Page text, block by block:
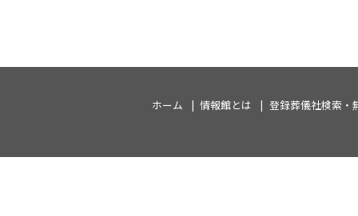
ホーム 情報館とは 登録葬儀社検索・